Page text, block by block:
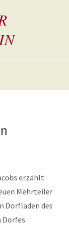
erzählt
Mehrteiler
Dorfladen des